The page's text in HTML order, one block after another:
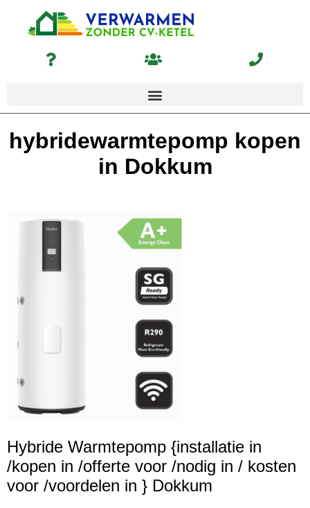
hybridewarmtepomp kopen
in Dokkum
Hybride Warmtepomp {installatie in
/kopen in /offerte voor /nodig in / kosten
voor /voordelen in } Dokkum